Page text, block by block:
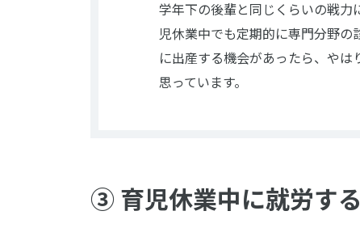
学年下の後輩と同じくらいの戦
児休業中でも定期的に専門分野
に出産する機会があったら、や
思っています。
③ 育児休業中に就労す